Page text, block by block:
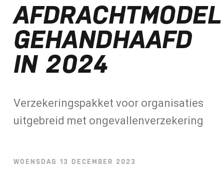
Selectie EK lange afstand Almere bekend
Kalenders T50 en T100 World Championship
Tour 2027 bekend
NTB ontvangt bijdrage van Nederlandse
Loterij​
AFDRACHTMODEL
GEHANDHAAFD
IN 2024
Verzekeringspakket voor organisaties
uitgebreid met ongevallenverzekering
WOENSDAG 13 DECEMBER 2023